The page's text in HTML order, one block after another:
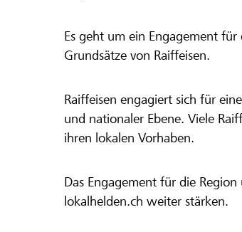
Es geht um ein Engagement
Grundsätze von Raiffeisen.
Raiffeisen engagiert sich für
und nationaler Ebene. Viele
ihren lokalen Vorhaben.
Das Engagement für die
lokalhelden.ch weiter stärken.